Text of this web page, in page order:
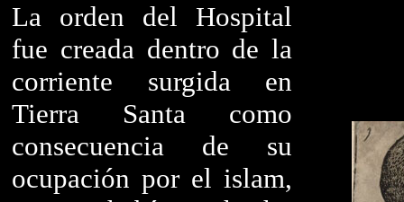
La orden del Hospital
fue creada dentro de la
corriente surgida en
Tierra Santa como
consecuencia de su
ocupación por el islam,